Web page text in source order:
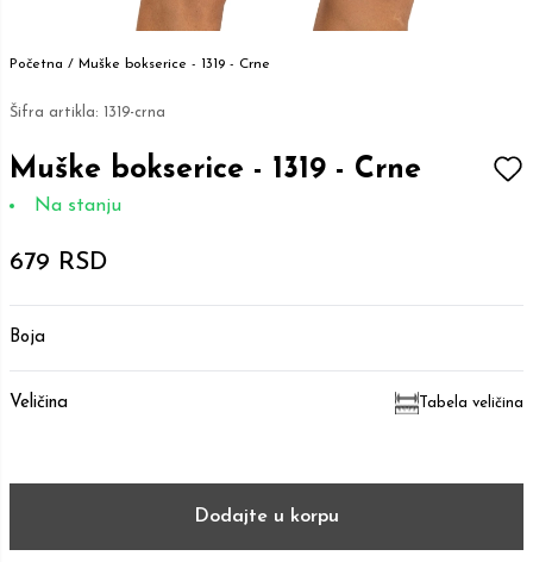
Početna / Muške bokserice - 1319 - Crne
Šifra artikla: 1319-crna
Muške bokserice - 1319 - Crne
Na stanju
679 RSD
Boja
Veličina Tabela veličina
Dodajte u korpu